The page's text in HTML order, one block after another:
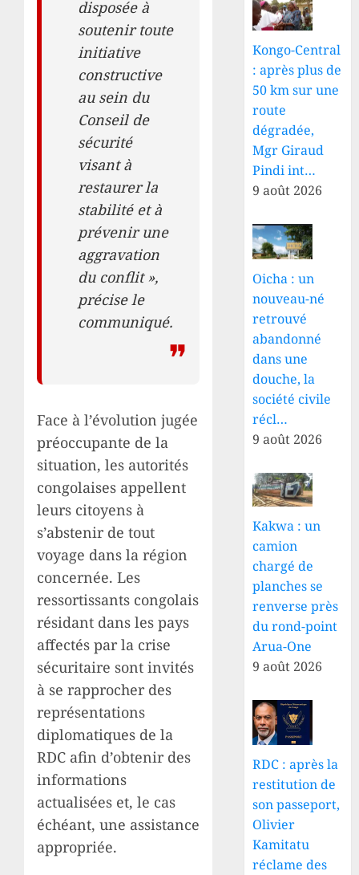
disposée à
soutenir toute
initiative
constructive
au sein du
Conseil de
sécurité
visant à
restaurer la
stabilité et à
prévenir une
aggravation
du conflit »,
précise le
communiqué.
Face à l’évolution jugée
préoccupante de la
situation, les autorités
congolaises appellent
leurs citoyens à
s’abstenir de tout
voyage dans la région
concernée. Les
ressortissants congolais
résidant dans les pays
affectés par la crise
sécuritaire sont invités
à se rapprocher des
représentations
diplomatiques de la
RDC afin d’obtenir des
informations
actualisées et, le cas
échéant, une assistance
appropriée.
Kongo-Central
: après plus de
50 km sur une
route
dégradée,
Mgr Giraud
Pindi int…
9 août 2026
Oicha : un
nouveau-né
retrouvé
abandonné
dans une
douche, la
société civile
récl…
9 août 2026
Kakwa : un
camion
chargé de
planches se
renverse près
du rond-point
Arua-One
9 août 2026
RDC : après la
restitution de
son passeport,
Olivier
Kamitatu
réclame des